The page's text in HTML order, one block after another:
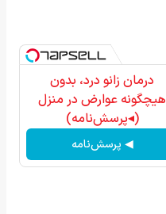
درمان زانو درد، بدون
هیچگونه عوارض در منزل
(◂پرسش‌نامه)
◀ پرسش‌نامه